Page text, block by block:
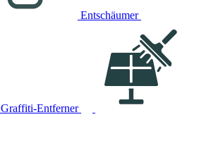
Entschäumer
Graffiti-Entferner